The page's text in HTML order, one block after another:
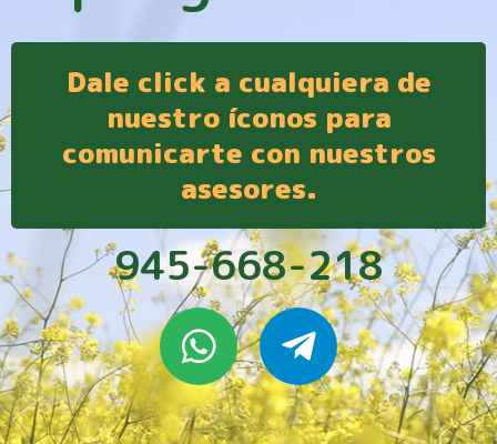
Dale click a cualquiera de
nuestro íconos para
comunicarte con nuestros
asesores.
945-668-218